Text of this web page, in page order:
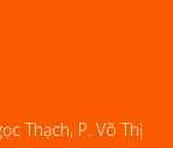
Thạch, P. Võ Thị